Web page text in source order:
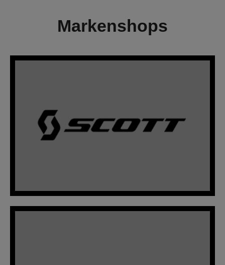
Markenshops